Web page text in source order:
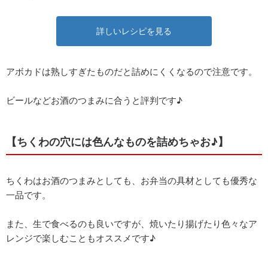
詳しいレシピを見る
アボカドは熟しすぎたものだと詰めにくくなるので注意です。
ビールなどお酒のつまみに合うと評判です♪
【ちくわの穴には色んなものを詰めちゃお♪】
ちくわはお酒のつまみとしても、お弁当の具材としても優秀な
一品です。
また、生で食べるのも良いですが、焼いたり揚げたり色々なア
レンジで楽しむこともオススメです♪